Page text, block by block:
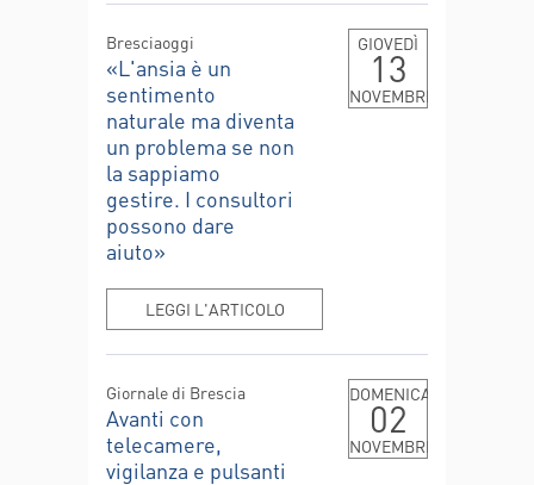
Bresciaoggi
«L'ansia è un
sentimento
naturale ma diventa
un problema se non
la sappiamo
gestire. I consultori
possono dare
aiuto»
LEGGI L'ARTICOLO
GIOVEDÌ
13
NOVEMBRE
Giornale di Brescia
Avanti con
telecamere,
vigilanza e pulsanti
DOMENICA
02
NOVEMBRE